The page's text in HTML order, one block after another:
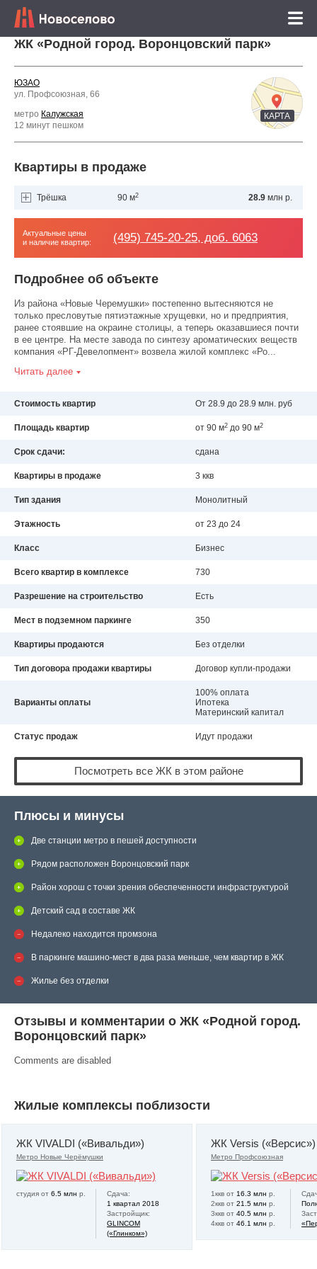
ЖК «Родной город. Воронцовский парк»
ЮЗАО
ул. Профсоюзная, 66
метро Калужская
12 минут пешком
КАРТА
Квартиры в продаже
Трёшка 90 м2 28.9млн р.
Актуальные цены
и наличие квартир:
(495) 745-20-25, доб. 6063
Подробнее об объекте
Из района «Новые Черемушки» постепенно вытесняются не
только пресловутые пятиэтажные хрущевки, но и предприятия,
ранее стоявшие на окраине столицы, а теперь оказавшиеся почти
в ее центре. На месте завода по синтезу ароматических веществ
компания «РГ-Девелопмент» возвела жилой комплекс «Ро...
Читать далее
Стоимость квартир От 28.9 до 28.9 млн. руб
Площадь квартир от 90 м2 до 90 м2
Срок сдачи: сдана
Квартиры в продаже 3 ккв
Тип здания Монолитный
Этажность от 23 до 24
Класс Бизнес
Всего квартир в комплексе 730
Разрешение на строительство Есть
Мест в подземном паркинге 350
Квартиры продаются Без отделки
Тип договора продажи квартиры Договор купли-продажи
Варианты оплаты
100% оплата
Ипотека
Материнский капитал
Статус продаж Идут продажи
Посмотреть все ЖК в этом районе
Плюсы и минусы
Две станции метро в пешей доступности
Рядом расположен Воронцовский парк
Район хорош с точки зрения обеспеченности инфраструктурой
Детский сад в составе ЖК
Недалеко находится промзона
В паркинге машино-мест в два раза меньше, чем квартир в ЖК
Жилье без отделки
Отзывы и комментарии о ЖК «Родной город.
Воронцовский парк»
Comments are disabled
Жилые комплексы поблизости
ЖК VIVALDI («Вивальди»)
Метро Новые Черёмушки
студия от 6.5 млн р.
Сдача:
1 квартал 2018
Застройщик:
GLINCOM
(«Глинком»)
ЖК Versis («Версис»)
Метро Профсоюзная
1ккв от 16.3 млн р.
2ккв от 21.5 млн р.
3ккв от 40.5 млн р.
4ккв от 46.1 млн р.